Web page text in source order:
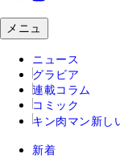
メニュ
ニュース
グラビア
連載コラム
コミック
キン肉マン 新し
新着